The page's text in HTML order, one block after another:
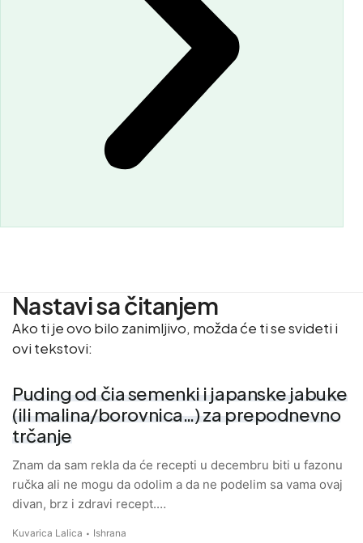
Nastavi sa čitanjem
Ako ti je ovo bilo zanimljivo, možda će ti se svideti i
ovi tekstovi:
Puding od čia semenki i japanske jabuke
(ili malina/borovnica…) za prepodnevno
trčanje
Znam da sam rekla da će recepti u decembru biti u fazonu
ručka ali ne mogu da odolim a da ne podelim sa vama ovaj
divan, brz i zdravi recept.…
Kuvarica Lalica Ishrana